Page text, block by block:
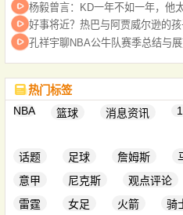
杨毅曾言：KD一年不如一年，他
好事将近？热巴与阿贾威尔逊的孩
孔祥宇聊NBA公牛队赛季总结与展
热门标签
NBA
篮球 消息资讯 1
话题
足球 詹姆斯
意甲
尼克斯 观点评论
雷霆
女足 火箭 骑